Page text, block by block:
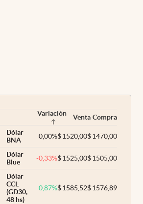
Variación Venta Compra
Dólar
BNA
0,00%$1520,00$1470,00
Dólar
Blue
-0,33%$1525,00$1505,00
Dólar
CCL
(GD30,
48 hs)
0,87%$1585,52$1576,89